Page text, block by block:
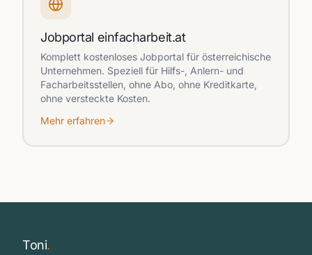
Jobportal einfacharbeit.at
Komplett kostenloses Jobportal für österreichische
Unternehmen. Speziell für Hilfs-, Anlern- und
Facharbeitsstellen, ohne Abo, ohne Kreditkarte,
ohne versteckte Kosten.
Mehr erfahren
Toni.